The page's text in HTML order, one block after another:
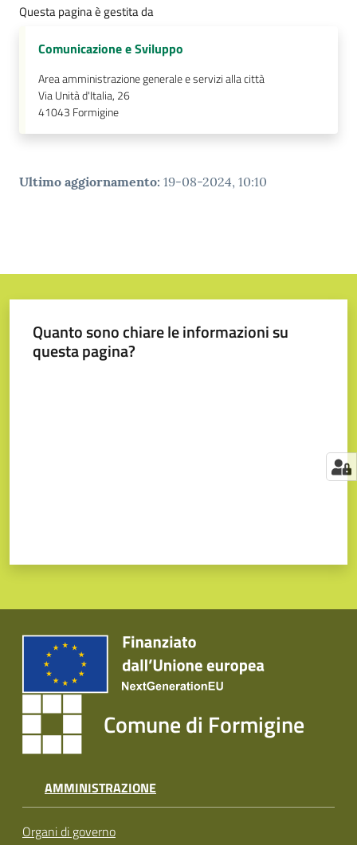
Questa pagina è gestita da
Comunicazione e Sviluppo
Area amministrazione generale e servizi alla città
Via Unità d'Italia, 26
41043 Formigine
Ultimo aggiornamento: 19-08-2024, 10:10
Quanto sono chiare le informazioni su
questa pagina?
Comune di Formigine
AMMINISTRAZIONE
Organi di governo